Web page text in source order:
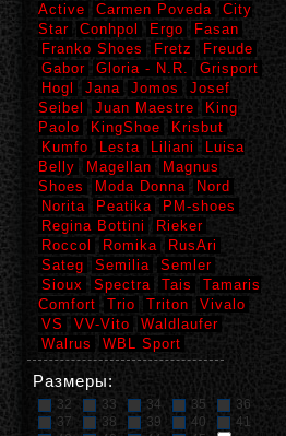
Active
Carmen Poveda
City
Star
Conhpol Ergo
Fasan
Franko Shoes
Fretz
Freude
Gabor
Gloria - N.R.
Grisport
Hogl
Jana Jomos
Josef
Seibel
Juan Maestre
King
Paolo
KingShoe
Krisbut
Kumfo
Lesta Liliani
Luisa
Belly
Magellan
Magnus
Shoes
Moda Donna
Nord
Norita
Peatika
PM-shoes
Regina Bottini
Rieker
Roccol
Romika
RusAri
Sateg
Semilia
Semler
Sioux
Spectra Tais
Tamaris
Comfort
Trio Triton
Vivalo
VS
VV-Vito
Waldlaufer
Walrus
WBL Sport
Размеры:
32 33 34 35
36
37
38 39 40
41